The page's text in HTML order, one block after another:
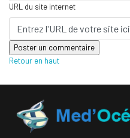
URL du site internet
Retour en haut